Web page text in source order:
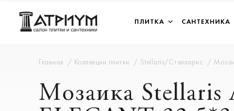
ПЛИТКА САНТЕХНИКА
Главная Коллекции плитки Stellaris/Стелларис
Мозаика